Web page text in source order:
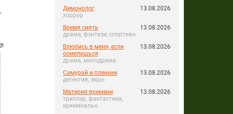
Демонолог
хоррор
13.08.2026
Время сиять
драма, фэнтези, спортивн.
13.08.2026
Влюбись в меня, если
осмелишься
драма, мелодрама
13.08.2026
Самурай и пленник
детектив, экшн
13.08.2026
Материя времени
триллер, фантастика,
криминальн.
13.08.2026